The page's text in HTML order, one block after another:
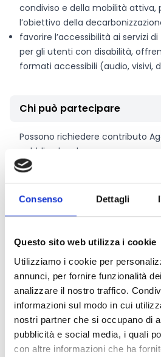
Consenso Dettagli
Questo sito web utilizza i cookie
Utilizziamo i cookie per
annunci, per fornire funzionalità
analizzare il nostro traffico.
informazioni sul modo in cui
nostri partner che si occupano di
pubblicità e social media, i quali
con altre informazioni che ha
condiviso e della mobilità attiva,
l’obiettivo della
favorire l’accessibilità ai servizi
per gli utenti con disabilità,
formati accessibili (audio, visivi,
Chi può partecipare
Possono richiedere contributo
pubblico locale
Entità del contributo
1.000.000 Euro.
Link e Documenti
Pagina web per formulari e
Bando
Si consiglia di consultare
ufficiale del bando per gli